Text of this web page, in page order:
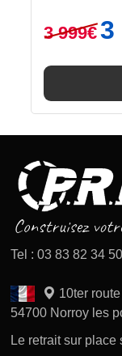
3 999€
Le
prix
3
Tel : 03 83 82 34
10ter
54700 Norroy les
Le retrait sur